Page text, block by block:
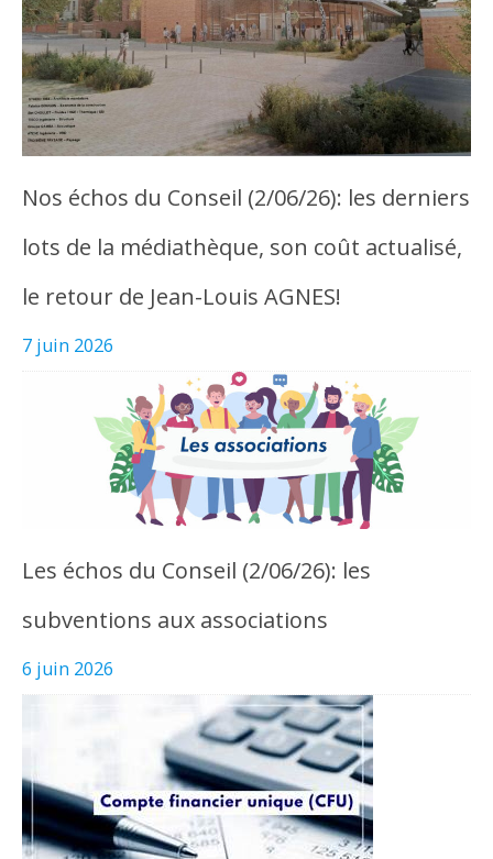
Nos échos du Conseil (2/06/26): les derniers
lots de la médiathèque, son coût actualisé,
le retour de Jean-Louis AGNES!
7 juin 2026
Les échos du Conseil (2/06/26): les
subventions aux associations
6 juin 2026